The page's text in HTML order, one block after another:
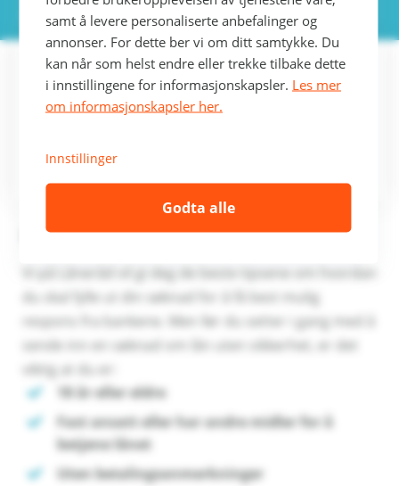
Vår tjeneste er gratis
Lån 300 000 kr med Låneråd
Vi på Låneråd vil gi deg de beste tipsene om hvordan
du skal fylle ut din søknad for å få best mulig
respons fra bankene. Men før du setter i gang med å
sende inn en søknad om lån uten sikkerhet, er det
viktig at du er:
18 år eller eldre
Fast ansatt eller har andre midler for å
betjene lånet
Uten betalingsanmerkninger
samt å levere personaliserte anbefalinger og
annonser. For dette ber vi om ditt samtykke. Du
kan når som helst endre eller trekke tilbake dette
i innstillingene for informasjonskapsler. Les mer
om informasjonskapsler her.
Innstillinger
Godta alle